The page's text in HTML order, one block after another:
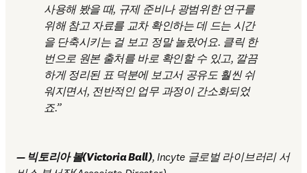
사용해 봤을 때, 규제 준비나 광범위한 연구를
위해 참고 자료를 교차 확인하는 데 드는 시간
을 단축시키는 걸 보고 정말 놀랐어요. 클릭 한
번으로 원본 출처를 바로 확인할 수 있고, 깔끔
하게 정리된 표 덕분에 보고서 공유도 훨씬 쉬
워지면서, 전반적인 업무 과정이 간소화되었
죠.
— 빅토리아 볼(Victoria Ball), Incyte 글로벌 라이브러리 서